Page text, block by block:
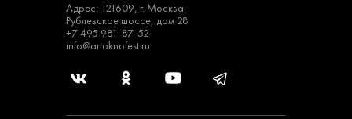
Адрес: 121609, г. Москва,
Рублевское шоссе, дом 28
+7 495 981-87-52
info@artoknofest.ru